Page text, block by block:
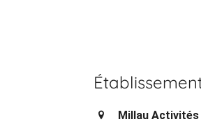
Millau